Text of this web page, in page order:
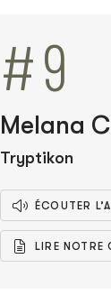
#9
Melana
Tryptikon
ÉCOUTER
LIRE NOTRE